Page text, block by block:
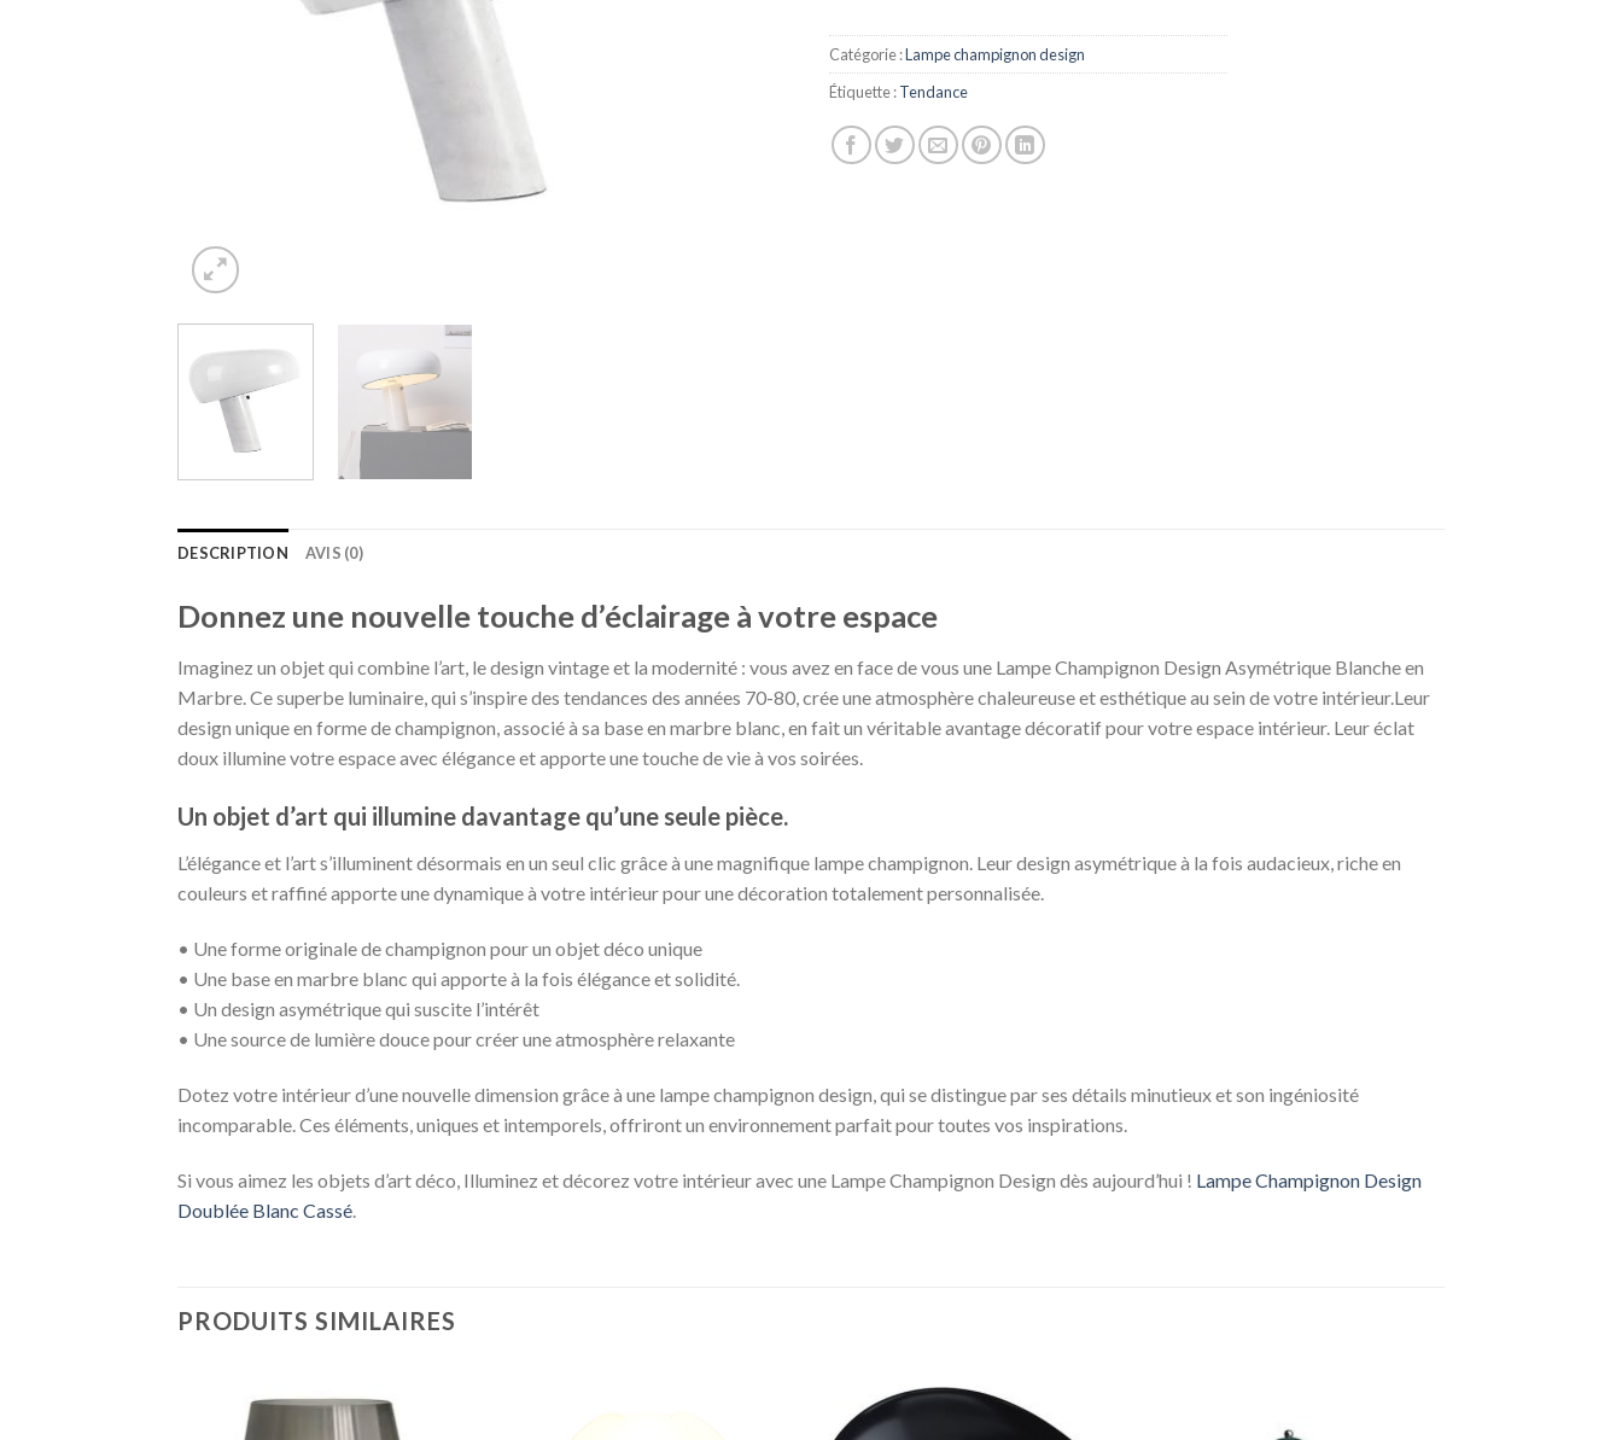
Catégorie :Lampe champignon design
Étiquette :Tendance
DESCRIPTION AVIS (0)
Donnez une nouvelle touche d’éclairage à votre espace
Imaginez un objet qui combine l’art, le design vintage et la modernité : vous avez en face de vous une Lampe Champignon Design Asymétrique Blanche en
Marbre. Ce superbe luminaire, qui s’inspire des tendances des années 70-80, crée une atmosphère chaleureuse et esthétique au sein de votre intérieur.Leur
design unique en forme de champignon, associé à sa base en marbre blanc, en fait un véritable avantage décoratif pour votre espace intérieur. Leur éclat
doux illumine votre espace avec élégance et apporte une touche de vie à vos soirées.
Un objet d’art qui illumine davantage qu’une seule pièce.
L’élégance et l’art s’illuminent désormais en un seul clic grâce à une magnifique lampe champignon. Leur design asymétrique à la fois audacieux, riche en
couleurs et raffiné apporte une dynamique à votre intérieur pour une décoration totalement personnalisée.
• Une forme originale de champignon pour un objet déco unique
• Une base en marbre blanc qui apporte à la fois élégance et solidité.
• Un design asymétrique qui suscite l’intérêt
• Une source de lumière douce pour créer une atmosphère relaxante
Dotez votre intérieur d’une nouvelle dimension grâce à une lampe champignon design, qui se distingue par ses détails minutieux et son ingéniosité
incomparable. Ces éléments, uniques et intemporels, offriront un environnement parfait pour toutes vos inspirations.
Si vous aimez les objets d’art déco, Illuminez et décorez votre intérieur avec une Lampe Champignon Design dès aujourd’hui ! Lampe Champignon Design
Doublée Blanc Cassé.
PRODUITS SIMILAIRES